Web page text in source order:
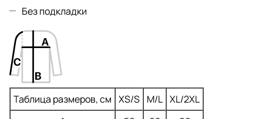
Без подкладки
Таблица размеров, см XS/S M/L XL/2XL